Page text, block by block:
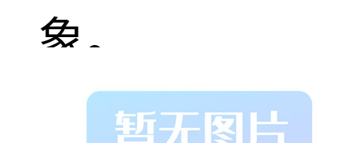
象。
吨包拆包机的